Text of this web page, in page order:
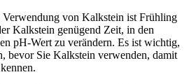
von Kalkstein ist Frühling
Kalkstein genügend Zeit, in den
pH-Wert zu verändern. Es ist wichtig,
bevor Sie Kalkstein verwenden, damit